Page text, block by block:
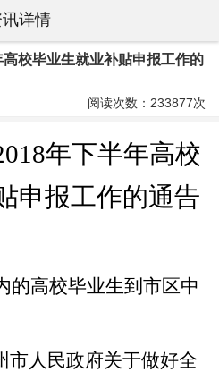
讯详情
校毕业生就业补贴申报工作的
阅读次数：233877次
年下半年高校
申报工作的通告
的高校毕业生到市区中
市人民政府关于做好全